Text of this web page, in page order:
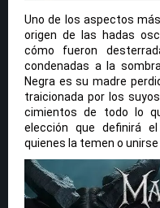
Uno de los aspectos
origen de las hadas
cómo fueron
condenadas a la
Negra es su madre
traicionada por los
cimientos de todo lo
elección que definirá
quienes la temen o